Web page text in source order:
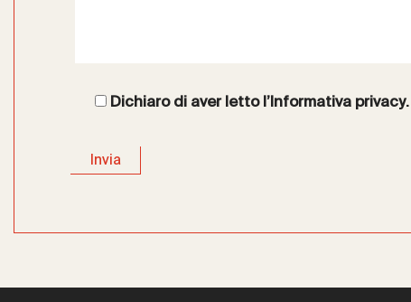
Dichiaro di aver letto l’Informativa privacy